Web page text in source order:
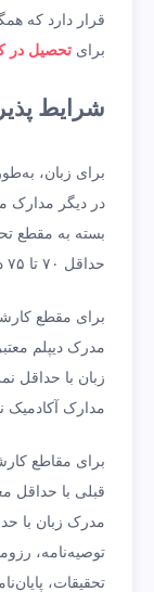
قرار دارد که
برای تحصیل در
شرایط
برای زبان،
در دیگر مدارک
بسته به مقطع
حداقل ۷۰ تا ۷۵ درصد را داشته باشید.
برای مقطع
مدارک آکادمیک
برای مقاطع
توصیه‌نامه،
تحقیقات،